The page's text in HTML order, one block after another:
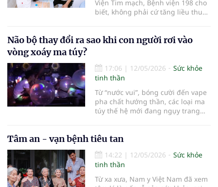
Viện Tim mạch, Bệnh viện 198 cho
biết, không phải cứ tăng liều thuốc
huyết áp vẫn cao vì có thể một
Não bộ thay đổi ra sao khi con người rơi vào
vòng xoáy ma túy?
17:06 | 12/05/2026
Sức khỏe
tinh thần
Từ “nước vui”, bóng cười đến vape
pha chất hướng thần, các loại ma
túy thế hệ mới đang ngụy trang
kinh, gây suy hô hấp, loạn nhịp
lần thử.
Tâm an - vạn bệnh tiêu tan
14:22 | 12/05/2026
Sức khỏe
tinh thần
Từ xa xưa, Nam y Việt Nam đã xem